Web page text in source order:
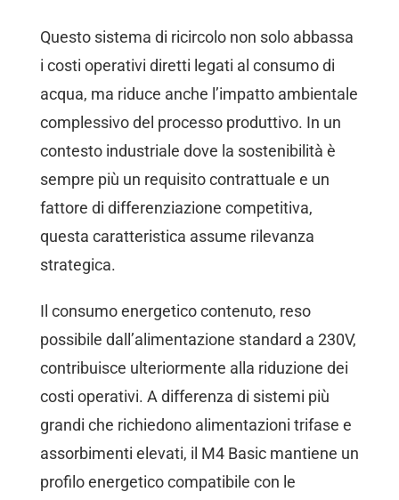
Questo sistema di ricircolo non solo abbassa
i costi operativi diretti legati al consumo di
acqua, ma riduce anche l’impatto ambientale
complessivo del processo produttivo. In un
contesto industriale dove la sostenibilità è
sempre più un requisito contrattuale e un
fattore di differenziazione competitiva,
questa caratteristica assume rilevanza
strategica.
Il consumo energetico contenuto, reso
possibile dall’alimentazione standard a 230V,
contribuisce ulteriormente alla riduzione dei
costi operativi. A differenza di sistemi più
grandi che richiedono alimentazioni trifase e
assorbimenti elevati, il M4 Basic mantiene un
profilo energetico compatibile con le